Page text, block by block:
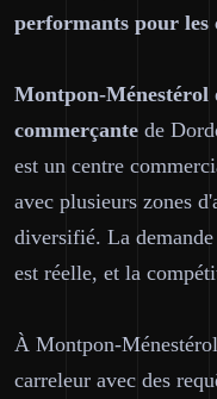
performants pour les
Montpon-Ménestérol
commerçante de
est un centre
avec plusieurs zones
diversifié. La
est réelle, et la
À Montpon-
carreleur avec des